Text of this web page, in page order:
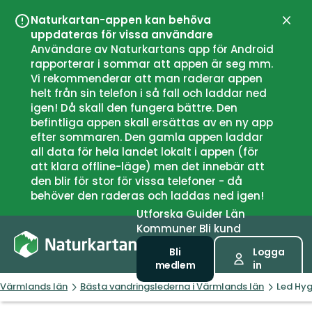
Naturkartan-appen kan behöva
uppdateras för vissa användare
Användare av Naturkartans app för Android
rapporterar i sommar att appen är seg mm.
Vi rekommenderar att man raderar appen
helt från sin telefon i så fall och laddar ned
igen! Då skall den fungera bättre. Den
befintliga appen skall ersättas av en ny app
efter sommaren. Den gamla appen laddar
all data för hela landet lokalt i appen (för
att klara offline-läge) men det innebär att
den blir för stor för vissa telefoner - då
behöver den raderas och laddas ned igen!
UtforskaGuiderLän
Kommuner Bli kund
Bli
medlem
Logga
in
Värmlands län Bästa vandringslederna i Värmlands län Led